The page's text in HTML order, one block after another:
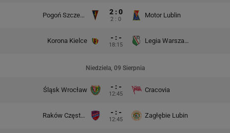
Pogoń Szczecin 2 : 0
2 : 0
Motor Lublin
Korona Kielce - : -
18:15
Legia Warszawa
Niedziela, 09 Sierpnia
Śląsk Wrocław - : -
12:45
Cracovia
Raków Częstochowa - : -
12:45
Zagłębie Lubin